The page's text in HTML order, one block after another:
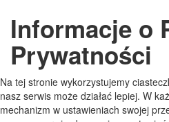
GODZINY PRACY
Pon 7:30 - 15:30
Wt 7:30 - 15:30
Informacje o
Prywatności
Na tej stronie wykorzystujemy
nasz serwis może działać lepiej. W
mechanizm w ustawieniach swojej